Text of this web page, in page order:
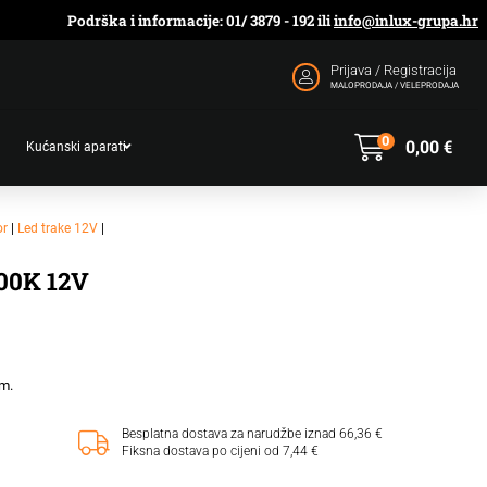
Podrška i informacije: 01/ 3879 - 192 iliinfo@inlux-grupa.hr
Prijava / Registracija
MALOPRODAJA / VELEPRODAJA
Kućanski aparati 0,00€
0
| Led trake 12V |
12V
Besplatna dostava za narudžbe iznad 66,36 €
Fiksna dostava po cijeni od 7,44 €